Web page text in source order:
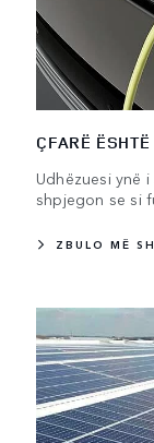
ÇFARË
Udhëzuesi ynë
shpjegon se si
ZBULO MË